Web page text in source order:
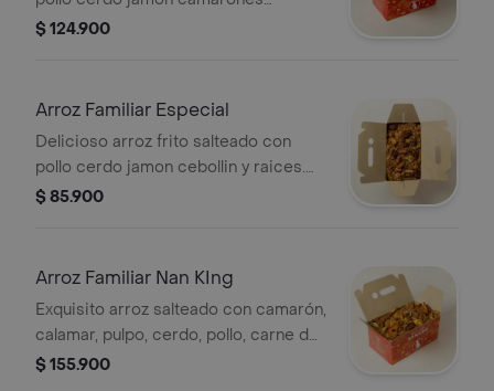
frescos cebollin y raices. (sugerido
$ 124.900
Arroz Familiar Especial
Delicioso arroz frito salteado con
pollo cerdo jamon cebollin y raices.
(sugerido para 4)
$ 85.900
Arroz Familiar Nan KIng
Exquisito arroz salteado con camarón,
calamar, pulpo, cerdo, pollo, carne de
res, tortilla de huevo, cebollín y raíces
$ 155.900